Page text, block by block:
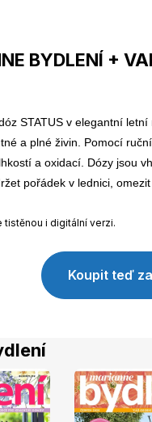
Chip
a křížovky
BYDLENÍ +
STATUS v elegantní
a plné živin. Pomocí
a oxidací. Dózy jsou
pořádek v lednici,
i digitální verzi.
Koupit teď